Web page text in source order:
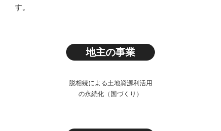
す。
地主の事業
脱相続による土地資源利活用
の永続化（国づくり）